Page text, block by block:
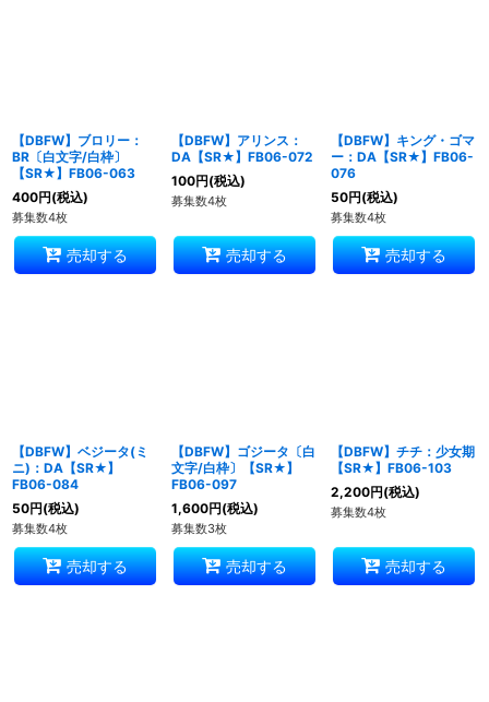
【DBFW】ブロリー：
BR〔白文字/白枠〕
【SR★】FB06-063
400円(税込)
募集数4枚
売却する
【DBFW】アリンス：
DA【SR★】FB06-072
100円(税込)
募集数4枚
売却する
【DBFW】キング・ゴマ
ー：DA【SR★】FB06-
076
50円(税込)
募集数4枚
売却する
【DBFW】ベジータ(ミ
ニ)：DA【SR★】
FB06-084
50円(税込)
募集数4枚
売却する
【DBFW】ゴジータ〔白
文字/白枠〕【SR★】
FB06-097
1,600円(税込)
募集数3枚
売却する
【DBFW】チチ：少女期
【SR★】FB06-103
2,200円(税込)
募集数4枚
売却する